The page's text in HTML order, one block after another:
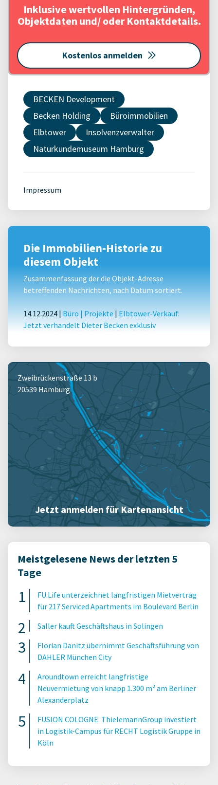
Inklusive wertvollen Hintergründen,
Objektdaten und/ oder Kontaktdetails.
Kostenlos anmelden
BECKEN Development
Becken Holding
Büroimmobilien
Elbtower
Insolvenzverwalter
Naturkundemuseum Hamburg
Impressum
Die Immobilien-Historie zu
diesem Objekt
Zusammenfassung der die Objekt-Adresse
betreffenden Nachrichten, nach Datum sortiert.
14.12.2024 | Büro | Projekte | Elbtower-Verkauf:
Jetzt verhandelt Dieter Becken exklusiv
Zweibrückenstraße 13 b
20539 Hamburg
Jetzt anmelden für Kartenansicht
Meistgelesene News der letzten 5
Tage
FU.Life unterzeichnet langfristigen Mietvertrag
für 217 Serviced Apartments im Boulevard Berlin
Saller kauft Geschäftshaus in Solingen
Florian Danitz übernimmt Geschäftsführung von
DAHLER München City
Aroundtown erreicht langfristige
Neuvermietung von knapp 1.300 m² am Berliner
Alexanderplatz
FUSION COLOGNE: ThielemannGroup investiert
in Logistik-Campus für RECHT Logistik Gruppe in
Köln